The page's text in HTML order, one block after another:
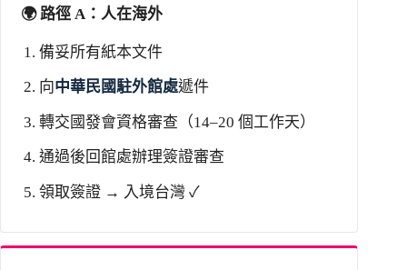
🌍 路徑 A：人在海外
備妥所有紙本文件
向中華民國駐外館處遞件
轉交國發會資格審查（14–20 個工作天）
通過後回館處辦理簽證審查
領取簽證 → 入境台灣 ✓